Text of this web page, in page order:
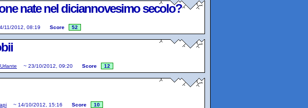
nate nel diciannovesimo secolo?
11/2012, 08:19 Score 52
~ 23/10/2012, 09:20 Score 12
~ 14/10/2012, 15:16 Score 10